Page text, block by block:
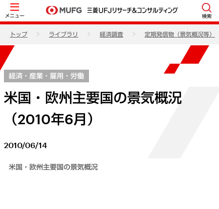
メニュー 検索
トップ ライブラリ 経済調査 定期発信物（景気概況等）
経済・産業・雇用・労働
米国・欧州主要国の景気概況
（2010年6月）
2010/06/14
米国・欧州主要国の景気概況